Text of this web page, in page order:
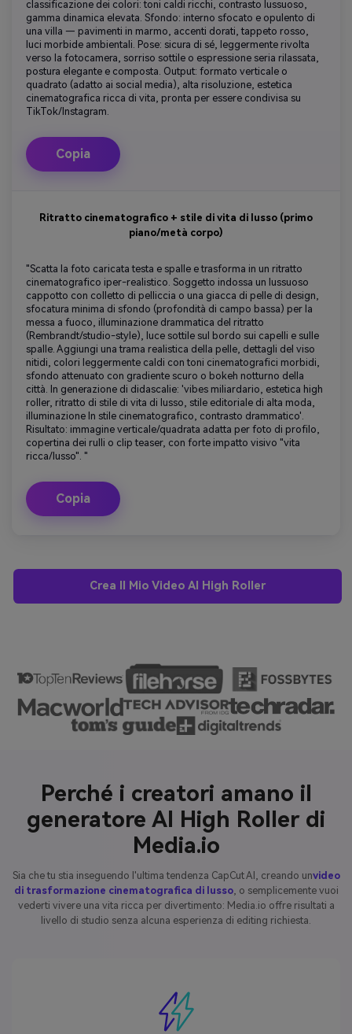
classificazione dei colori: toni caldi ricchi, contrasto lussuoso,
gamma dinamica elevata. Sfondo: interno sfocato e opulento di
una villa — pavimenti in marmo, accenti dorati, tappeto rosso,
luci morbide ambientali. Pose: sicura di sé, leggermente rivolta
verso la fotocamera, sorriso sottile o espressione seria rilassata,
postura elegante e composta. Output: formato verticale o
quadrato (adatto ai social media), alta risoluzione, estetica
cinematografica ricca di vita, pronta per essere condivisa su
TikTok/Instagram.
Copia
Ritratto cinematografico + stile di vita di lusso (primo
piano/metà corpo)
"Scatta la foto caricata testa e spalle e trasforma in un ritratto
cinematografico iper-realistico. Soggetto indossa un lussuoso
cappotto con colletto di pelliccia o una giacca di pelle di design,
sfocatura minima di sfondo (profondità di campo bassa) per la
messa a fuoco, illuminazione drammatica del ritratto
(Rembrandt/studio-style), luce sottile sul bordo sui capelli e sulle
spalle. Aggiungi una trama realistica della pelle, dettagli del viso
nitidi, colori leggermente caldi con toni cinematografici morbidi,
sfondo attenuato con gradiente scuro o bokeh notturno della
città. In generazione di didascalie: 'vibes miliardario, estetica high
roller, ritratto di stile di vita di lusso, stile editoriale di alta moda,
illuminazione In stile cinematografico, contrasto drammatico'.
Risultato: immagine verticale/quadrata adatta per foto di profilo,
copertina dei rulli o clip teaser, con forte impatto visivo "vita
ricca/lusso". "
Copia
Crea Il Mio Video AI High Roller
Perché i creatori amano il
generatore AI High Roller di
Media.io
Sia che tu stia inseguendo l'ultima tendenza CapCut AI, creando unvideo
di trasformazione cinematografica di lusso, o semplicemente vuoi
vederti vivere una vita ricca per divertimento: Media.io offre risultati a
livello di studio senza alcuna esperienza di editing richiesta.